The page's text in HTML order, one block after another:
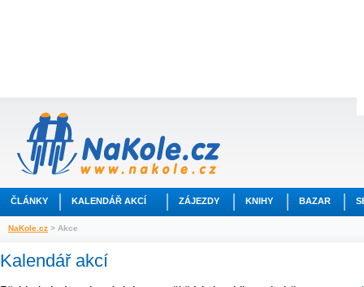
ČLÁNKY KALENDÁŘ AKCÍ ZÁJEZDY KNIHY BAZAR
NaKole.cz > Akce
Kalendář akcí